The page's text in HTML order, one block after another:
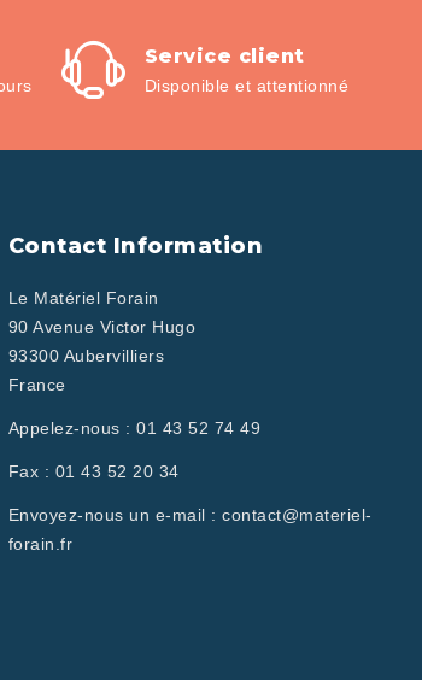
Service client
Disponible et attentionné
Contact Information
Le Matériel Forain
90 Avenue Victor Hugo
93300 Aubervilliers
France
Appelez-nous : 01 43 52 74 49
Fax : 01 43 52 20 34
Envoyez-nous un e-mail : contact@materiel-
forain.fr